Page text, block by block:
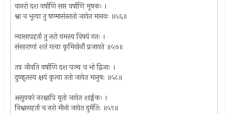
वानरो दश वर्षाणि सप्त वर्षाणि मूषकः ।
श्वा च भूत्वा तु षण्मासंस्ततो जायेत मानवः ॥५६॥
न्यासापहर्ता तु नरो यमस्य विषयं गतः ।
संसाराणां शतं गत्वा कृमियोनौ प्रजायते ॥५७॥
तत्र जीवति वर्षाणि दश पञ्च च भो द्विजाः ।
दुष्कृतस्य क्षयं कृत्वा ततो जायेत मानुषः ॥५८॥
असूयको नरश्चापि मृतो जायेत शार्ङ्गकः ।
विश्वासहर्ता च नरो मीनो जायेत दुर्मतिः ॥५९॥